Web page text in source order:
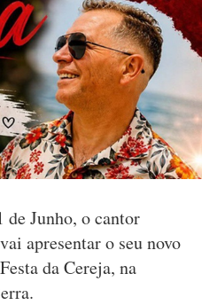
Junho, o cantor
apresentar o seu novo
da Cereja, na